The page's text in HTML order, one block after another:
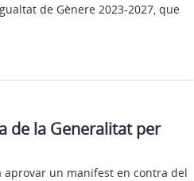
de Gènere 2023-2027, que
de la Generalitat per
aprovar un manifest en contra del